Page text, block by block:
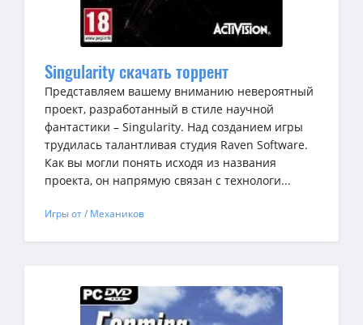
Singularity скачать торрент
Представляем вашему вниманию невероятный
проект, разработанный в стиле научной
фантастики – Singularity. Над созданием игры
трудилась талантливая студия Raven Software.
Как вы могли понять исходя из названия
проекта, он напрямую связан с технологи...
Игры от / Механиков